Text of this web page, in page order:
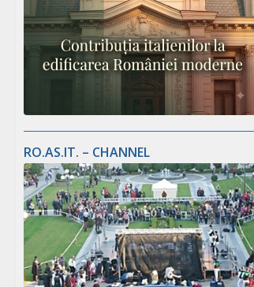
RO.AS.IT. – CHANNEL